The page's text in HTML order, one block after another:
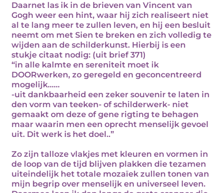
Daarnet las ik in de brieven van Vincent van
Gogh weer een hint, waar hij zich realiseert niet
al te lang meer te zullen leven, en hij een besluit
neemt om met Sien te breken en zich volledig te
wijden aan de schilderkunst. Hierbij is een
stukje citaat nodig: (uit brief 371)
“in alle kalmte en sereniteit moet ik
DOORwerken, zo geregeld en geconcentreerd
mogelijk......
-uit dankbaarheid een zeker souvenir te laten in
den vorm van teeken- of schilderwerk- niet
gemaakt om deze of gene rigting te behagen
maar waarin men een oprecht menselijk gevoel
uit. Dit werk is het doel..”
Zo zijn talloze vlakjes met kleuren en vormen in
de loop van de tijd blijven plakken die tezamen
uiteindelijk het totale mozaïek zullen tonen van
mijn begrip over menselijk en universeel leven.